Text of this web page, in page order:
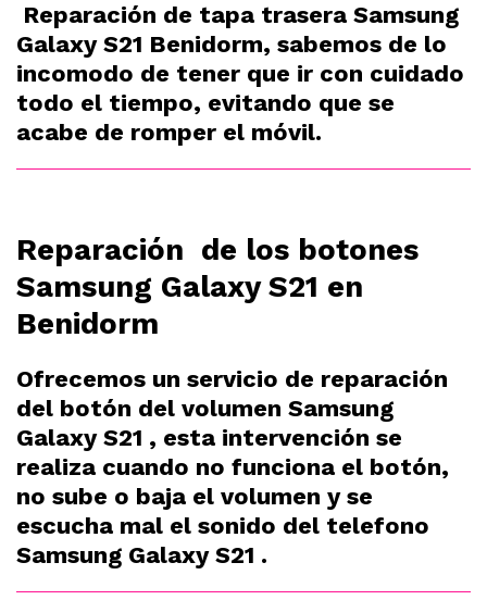
Reparación de tapa trasera Samsung
Galaxy S21 Benidorm, sabemos de lo
incomodo de tener que ir con cuidado
todo el tiempo, evitando que se
acabe de romper el móvil.
Reparación de los botones
Samsung Galaxy S21 en
Benidorm
Ofrecemos un servicio de reparación
del botón del volumen Samsung
Galaxy S21 , esta intervención se
realiza cuando no funciona el botón,
no sube o baja el volumen y se
escucha mal el sonido del telefono
Samsung Galaxy S21 .